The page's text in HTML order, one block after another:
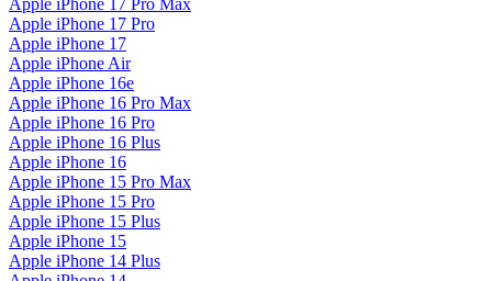
Apple iPhone 17 Pro Max
Apple iPhone 17 Pro
Apple iPhone 17
Apple iPhone Air
Apple iPhone 16e
Apple iPhone 16 Pro Max
Apple iPhone 16 Pro
Apple iPhone 16 Plus
Apple iPhone 16
Apple iPhone 15 Pro Max
Apple iPhone 15 Pro
Apple iPhone 15 Plus
Apple iPhone 15
Apple iPhone 14 Plus